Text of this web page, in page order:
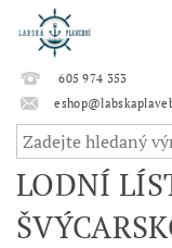
605 974 353
LODNÍ